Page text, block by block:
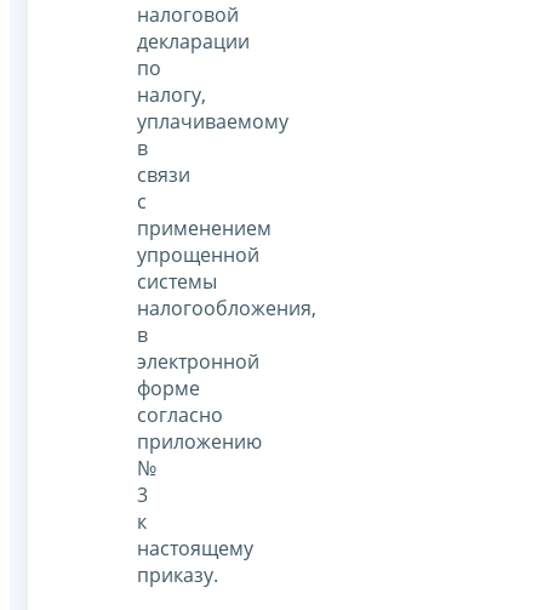
налоговой
декларации
по
налогу,
уплачиваемому
в
связи
с
применением
упрощенной
системы
налогообложения,
в
электронной
форме
согласно
приложению
№
3
к
настоящему
приказу.